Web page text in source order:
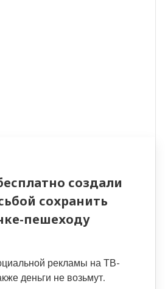
создали
сохранить
пешеходу
рекламы на ТВ-
деньги не возьмут.